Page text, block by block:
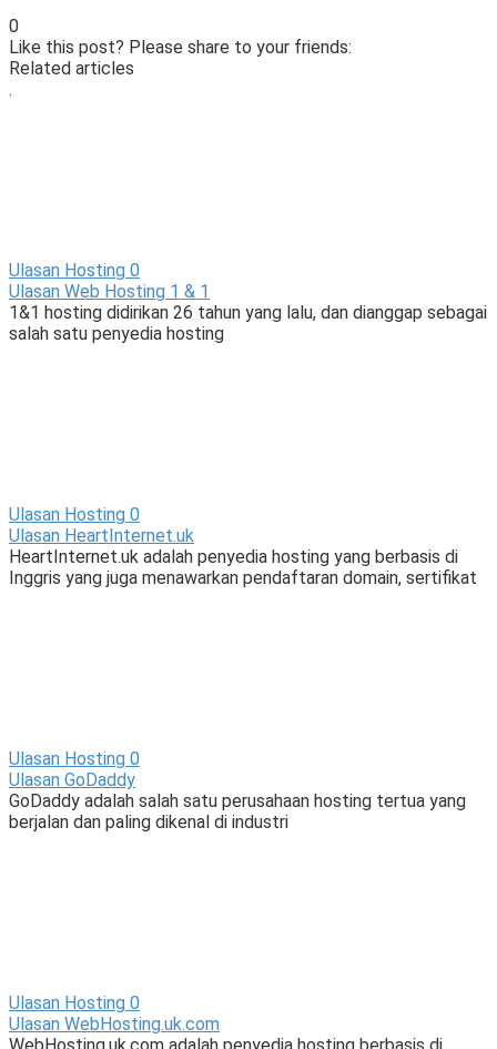
0
Like this post? Please share to your friends:
Related articles
.
Ulasan Hosting 0
Ulasan Web Hosting 1 & 1
1&1 hosting didirikan 26 tahun yang lalu, dan dianggap sebagai
salah satu penyedia hosting
Ulasan Hosting 0
Ulasan HeartInternet.uk
HeartInternet.uk adalah penyedia hosting yang berbasis di
Inggris yang juga menawarkan pendaftaran domain, sertifikat
Ulasan Hosting 0
Ulasan GoDaddy
GoDaddy adalah salah satu perusahaan hosting tertua yang
berjalan dan paling dikenal di industri
Ulasan Hosting 0
Ulasan WebHosting.uk.com